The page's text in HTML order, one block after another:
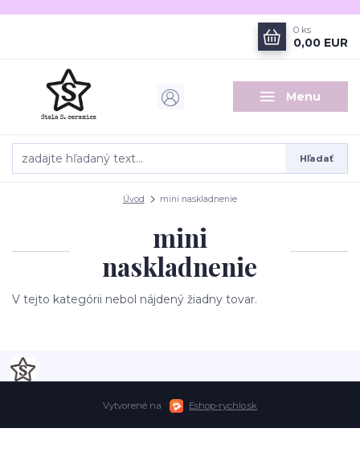
Menu
Hľadať
0 ks
0,00 EUR
Úvod mini naskladnenie
mini
naskladnenie
V tejto kategórii nebol nájdený žiadny tovar.
Vytvorené na Eshop-rychlo.sk